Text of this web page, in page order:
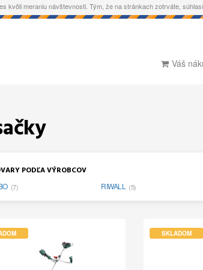
kvôli meraniu návštevnosti. Tým, že na stránkach zotrváte,
Váš
PODĽA VÝROBCOV
(7) RIWALL (5)
SKLADOM